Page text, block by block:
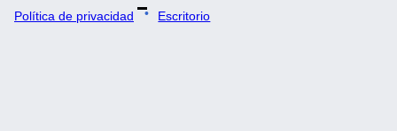
Política de privacidad Escritorio